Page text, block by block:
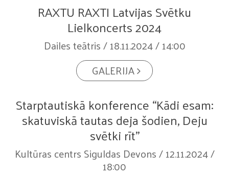
RAXTU RAXTI Latvijas Svētku
Lielkoncerts 2024
Dailes teātris / 18.11.2024 / 14:00
GALERIJA
Starptautiskā konference “Kādi esam:
skatuviskā tautas deja šodien, Deju
svētki rīt”
Kultūras centrs Siguldas Devons / 12.11.2024 /
18:00